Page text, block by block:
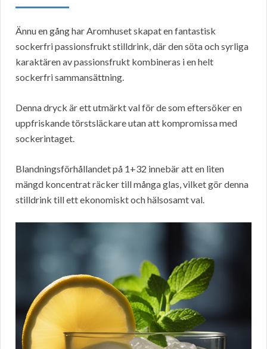
Ännu en gång har Aromhuset skapat en fantastisk
sockerfri passionsfrukt stilldrink, där den söta och syrliga
karaktären av passionsfrukt kombineras i en helt
sockerfri sammansättning.
Denna dryck är ett utmärkt val för de som eftersöker en
uppfriskande törstsläckare utan att kompromissa med
sockerintaget.
Blandningsförhållandet på 1+32 innebär att en liten
mängd koncentrat räcker till många glas, vilket gör denna
stilldrink till ett ekonomiskt och hälsosamt val.